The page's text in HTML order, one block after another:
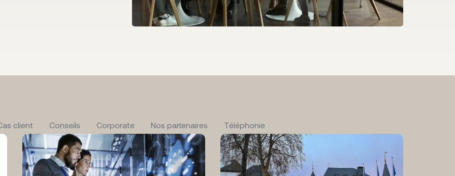
client Conseils Corporate Nos partenaires Téléphonie